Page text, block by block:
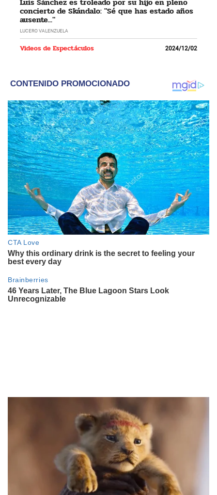
concierto de Skándalo: "Sé que has estado años
ausente..."
LUCERO VALENZUELA
Videos de Espectáculos 2024/12/02